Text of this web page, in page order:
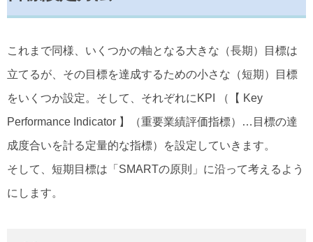
これまで同様、いくつかの軸となる大きな（長期）目標は
立てるが、その目標を達成するための小さな（短期）目標
をいくつか設定。そして、それぞれにKPI （【 Key
Performance Indicator 】（重要業績評価指標）…目標の達
成度合いを計る定量的な指標）を設定していきます。
そして、短期目標は「SMARTの原則」に沿って考えるよう
にします。